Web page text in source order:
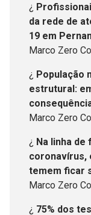
¿
da rede de
19 em
Marco Zero
¿ População
estrutural:
Marco Zero
¿ Na linha
coronavírus,
temem ficar
Marco Zero
¿ 75% dos